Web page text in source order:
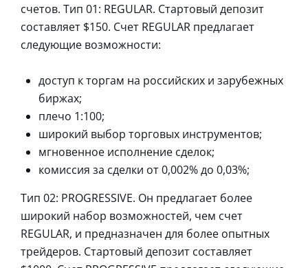
счетов. Тип 01: REGULAR. Стартовый депозит
составляет $150. Счет REGULAR предлагает
следующие возможности:
доступ к торгам на российских и зарубежных
биржах;
плечо 1:100;
широкий выбор торговых инструментов;
мгновенное исполнение сделок;
комиссия за сделки от 0,002% до 0,03%;
Тип 02: PROGRESSIVE. Он предлагает более
широкий набор возможностей, чем счет
REGULAR, и предназначен для более опытных
трейдеров. Стартовый депозит составляет